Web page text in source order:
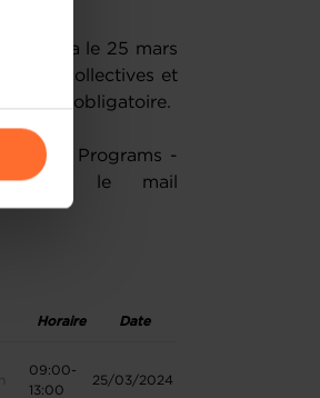
le 25 mars
collectives et
est obligatoire.
SME Programs -
via le mail
Horaire Date
09:00-
13:00
25/03/2024